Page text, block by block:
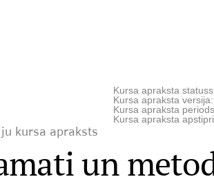
Kursa apraksta
Kursa apraksta
Kursa apraksta
Kursa apraksta
kursa apraksts
un